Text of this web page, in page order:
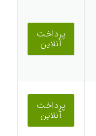
پرداخت
آنلاین
پرداخت
آنلاین